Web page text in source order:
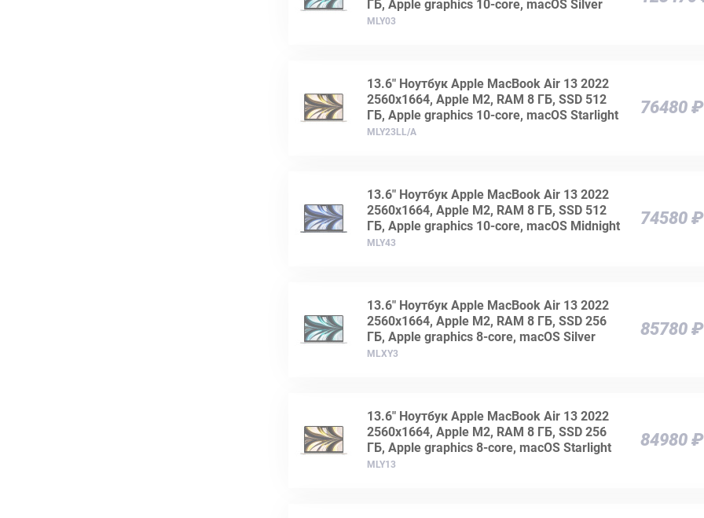
ГБ, Apple graphics 10-core, macOS Silver
MLY03
13.6" Ноутбук Apple MacBook Air 13 2022
2560x1664, Apple M2, RAM 8 ГБ, SSD 512
ГБ, Apple graphics 10-core, macOS Starlight
MLY23LL/A
76480 ₽
13.6" Ноутбук Apple MacBook Air 13 2022
2560x1664, Apple M2, RAM 8 ГБ, SSD 512
ГБ, Apple graphics 10-core, macOS Midnight
MLY43
74580 ₽
13.6" Ноутбук Apple MacBook Air 13 2022
2560x1664, Apple M2, RAM 8 ГБ, SSD 256
ГБ, Apple graphics 8-core, macOS Silver
MLXY3
85780 ₽
13.6" Ноутбук Apple MacBook Air 13 2022
2560x1664, Apple M2, RAM 8 ГБ, SSD 256
ГБ, Apple graphics 8-core, macOS Starlight
MLY13
84980 ₽